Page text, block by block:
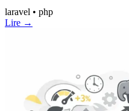
laravel • php
Lire →